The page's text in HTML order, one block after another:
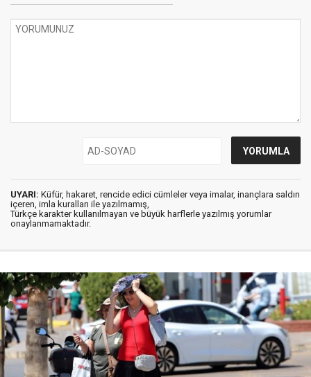
UYARI: Küfür, hakaret, rencide edici cümleler veya imalar, inançlara saldırı
içeren, imla kuralları ile yazılmamış,
Türkçe karakter kullanılmayan ve büyük harflerle yazılmış yorumlar
onaylanmamaktadır.